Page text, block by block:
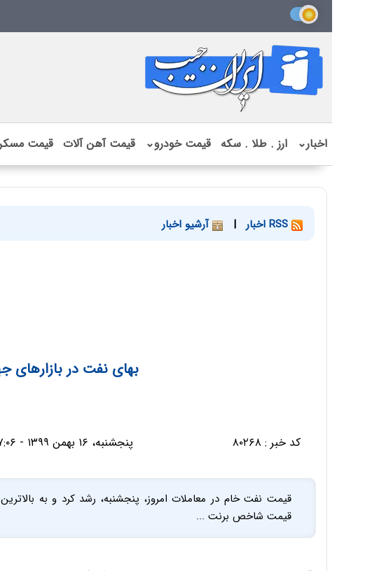
اخبار⌄ ارز . طلا . سکه قیمت خودرو⌄ قیمت آهن آلات قیمت
| آرشیو اخبار
بهای نفت در بازارهای
کد خبر :۸۰۲۶۸ پنجشنبه، ۱۶ بهمن ۱۳۹۹ - ۱۱:۵۷:۰۶
قیمت شاخص برنت ...